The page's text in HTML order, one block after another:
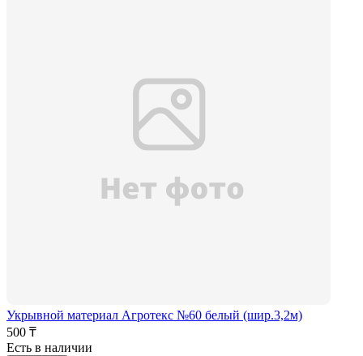
Укрывной материал Агротекс №60 белый (шир.3,2м)
500 ₸
Есть в наличии